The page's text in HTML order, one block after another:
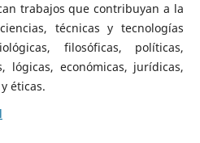
trabajos que contribuyan a la
técnicas y tecnologías
filosóficas, políticas,
lógicas, económicas, jurídicas,
éticas.